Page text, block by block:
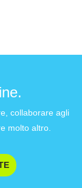
collaborare agli
molto altro.